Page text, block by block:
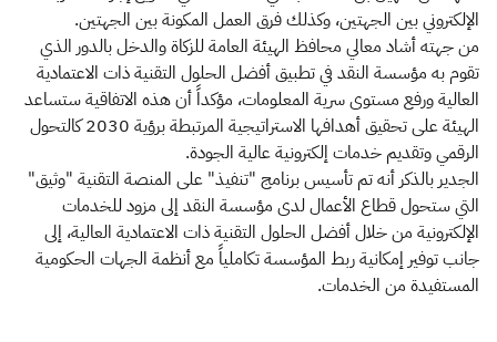
الإلكتروني بين الجهتين، وكذلك فرق العمل المكونة بين الجهتين.
من جهته أشاد معالي محافظ الهيئة العامة للزكاة والدخل بالدور الذي
تقوم به مؤسسة النقد في تطبيق أفضل الحلول التقنية ذات الاعتمادية
العالية ورفع مستوى سرية المعلومات، مؤكداً أن هذه الاتفاقية ستساعد
الهيئة على تحقيق أهدافها الاستراتيجية المرتبطة برؤية 2030 كالتحول
الرقمي وتقديم خدمات إلكترونية عالية الجودة.
الجدير بالذكر أنه تم تأسيس برنامج "تنفيذ" على المنصة التقنية "وثيق"
التي ستحول قطاع الأعمال لدى مؤسسة النقد إلى مزود للخدمات
الإلكترونية من خلال أفضل الحلول التقنية ذات الاعتمادية العالية، إلى
جانب توفير إمكانية ربط المؤسسة تكاملياً مع أنظمة الجهات الحكومية
المستفيدة من الخدمات.​